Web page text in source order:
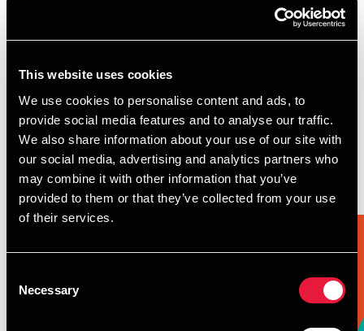
This website uses cookies
We use cookies to personalise content and ads, to
provide social media features and to analyse our traffic.
We also share information about your use of our site with
our social media, advertising and analytics partners who
may combine it with other information that you’ve
provided to them or that they’ve collected from your use
of their services.
Selection
Necessary
vCard
Forfatter på artikler